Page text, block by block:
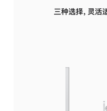
三种选择，灵活